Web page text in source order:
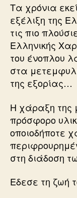
Τα χρόνια
εξέλιξη της
τις πιο
Ελληνικής
του ένοπλου
στα
της εξορίας…
Η χάραξη της
πρόσφορο
οποιοδήποτε
στη διάδοση
Εδεσε τη ζωή